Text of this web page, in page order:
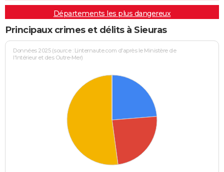
Départements les plus dangereux
Principaux crimes et délits à Sieuras
Données 2025 (source : Linternaute.com d'après le Ministère de
l'Intérieur et des Outre-Mer)